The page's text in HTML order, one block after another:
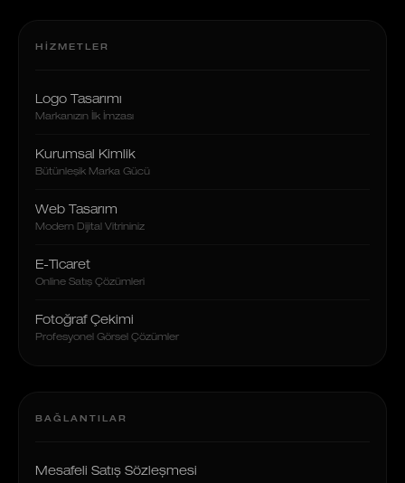
HIZMETLER
Logo Tasarımı
Markanızın İlk İmzası
Kurumsal Kimlik
Bütünleşik Marka Gücü
Web Tasarım
Modern Dijital Vitrininiz
E-Ticaret
Online Satış Çözümleri
Fotoğraf Çekimi
Profesyonel Görsel Çözümler
BAĞLANTILAR
Mesafeli Satış Sözleşmesi